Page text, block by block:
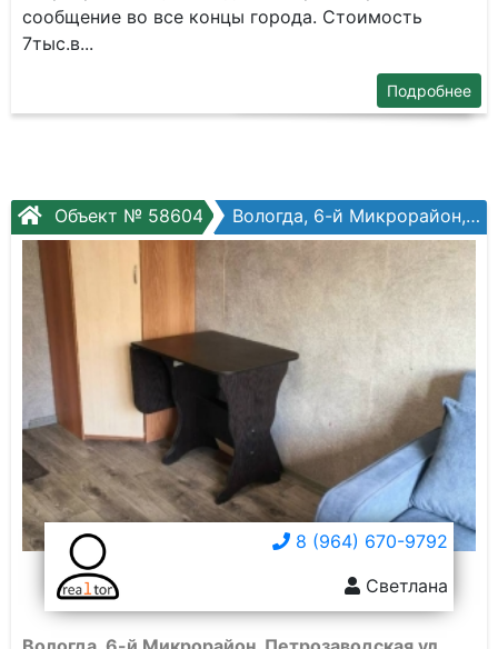
сообщение во все концы города. Стоимость
7тыс.в...
Подробнее
Объект № 58604 Вологда, 6-й Микрорайон, Петрозаводская ул, №12
8 (964) 670-9792
Светлана